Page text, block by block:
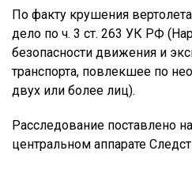
По факту крушения
дело по ч. 3 ст. 263 УК РФ
безопасности движения и
транспорта, повлекшее по
двух или более лиц).
Расследование поставлено
центральном аппарате